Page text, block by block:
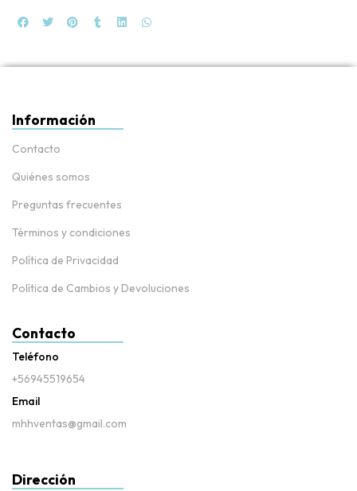
Información
Contacto
Quiénes somos
Preguntas frecuentes
Términos y condiciones
Política de Privacidad
Política de Cambios y Devoluciones
Contacto
Teléfono
+56945519654
Email
mhhventas@gmail.com
Dirección